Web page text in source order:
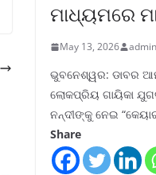
ମାଧ୍ୟମରେ
May 13, 2026 admin
ଭୁବନେଶ୍ୱର: ଡାବର
ଲୋକପ୍ରିୟ ଗାୟିକା
ନନ୍ଦୀଙ୍କୁ ନେଇ
Share